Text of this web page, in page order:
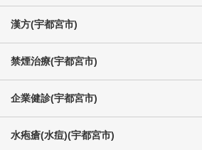
漢方(宇都宮市)
禁煙治療(宇都宮市)
企業健診(宇都宮市)
水疱瘡(水痘)(宇都宮市)